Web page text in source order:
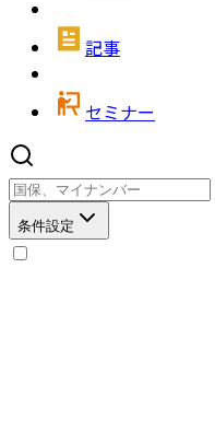
記事
セミナー
条件設定